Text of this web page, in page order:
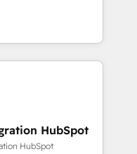
Platform
HubSpot.
a roadmap on
Commercial
we
and minimize
expertise to
an experienced
companies in
HubSpot
HubSpot